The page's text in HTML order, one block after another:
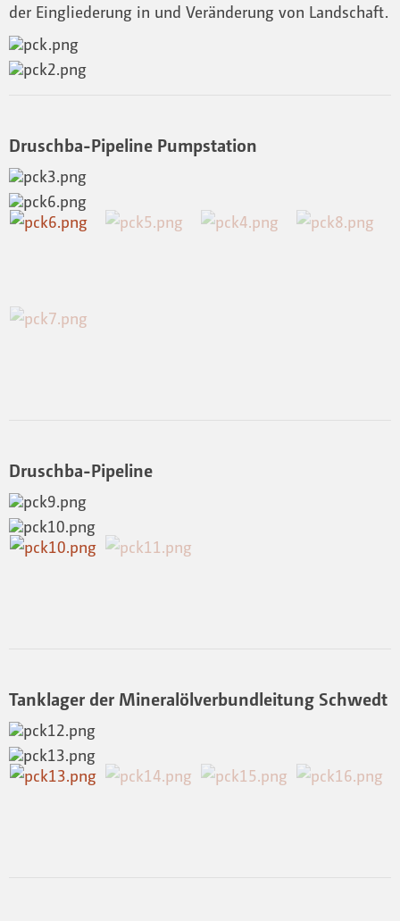
der Eingliederung in und Veränderung von Landschaft.
Druschba-Pipeline Pumpstation
Druschba-Pipeline
Tanklager der Mineralölverbundleitung Schwedt